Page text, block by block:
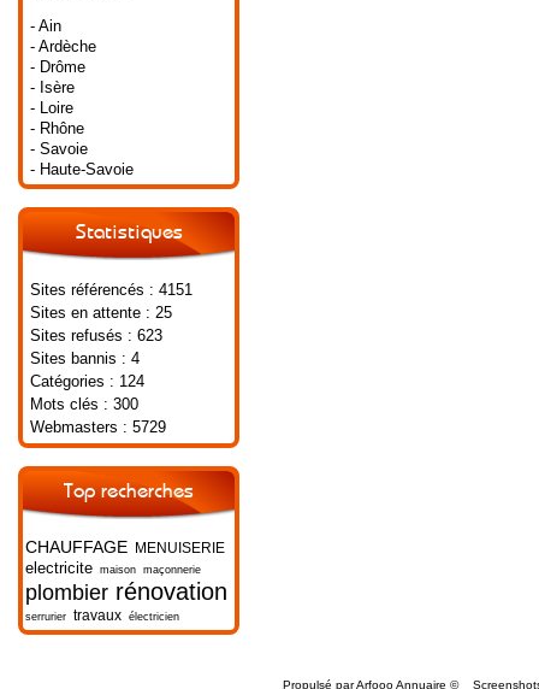
- Ain
- Ardèche
- Drôme
- Isère
- Loire
- Rhône
- Savoie
- Haute-Savoie
Statistiques
Sites référencés : 4151
Sites en attente : 25
Sites refusés : 623
Sites bannis : 4
Catégories : 124
Mots clés : 300
Webmasters : 5729
Top recherches
CHAUFFAGE MENUISERIE
electricite maison maçonnerie
plombier rénovation
serrurier travaux électricien
Propulsé parArfooo Annuaire ©